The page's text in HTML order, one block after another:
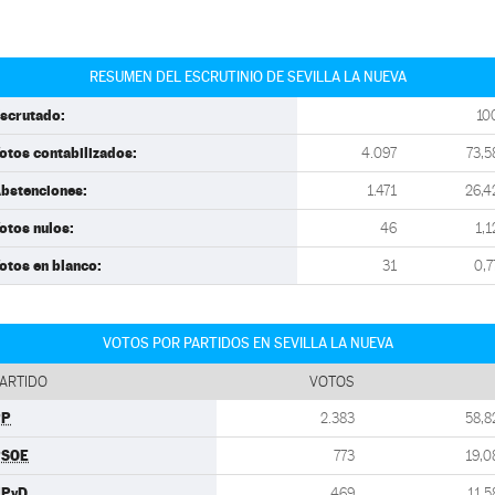
RESUMEN DEL ESCRUTINIO DE SEVILLA LA NUEVA
contabilizados: 4.097
1.471
nulos: 46
en blanco: 31
VOTOS POR PARTIDOS EN SEVILLA LA NUEVA
VOTOS
2.383
773